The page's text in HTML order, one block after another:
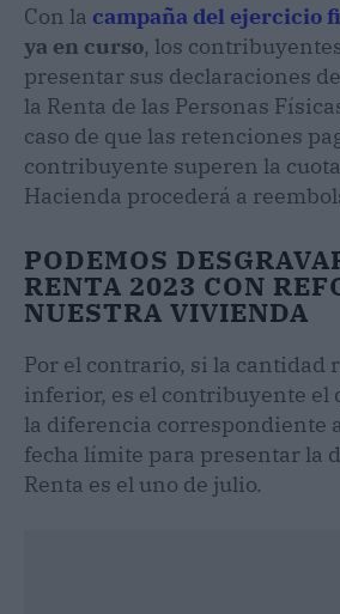
Con la campaña del ejercicio
ya en curso, los
presentar sus declaraciones
la Renta de las Personas
caso de que las retenciones
contribuyente superen la
Hacienda procederá a
PODEMOS
RENTA 2023 CON
NUESTRA VIVIENDA
Por el contrario, si la cantidad
inferior, es el contribuyente el
la diferencia correspondiente
fecha límite para presentar la
Renta es el uno de julio.